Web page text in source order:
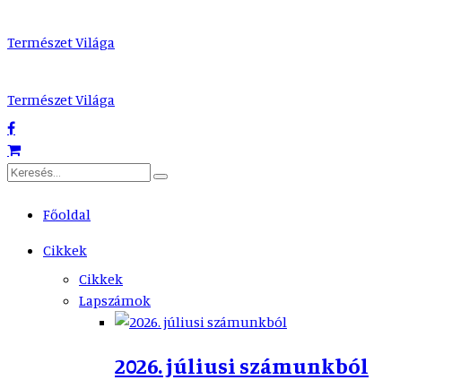
Természet Világa
Természet Világa
Főoldal
Cikkek
Cikkek
Lapszámok
2026. júliusi számunkból